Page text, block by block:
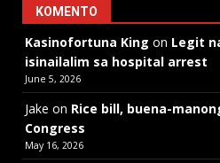
KOMENTO
Kasinofortuna King on Legit
isinailalim sa hospital arrest
June 5, 2026
Jake on Rice bill, buena-
Congress
May 16, 2026